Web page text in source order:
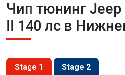
Чип тюнинг Jeep
II 140 лс в
Stage 1 Stage 2